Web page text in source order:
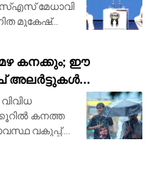
മേധാവി
മുകേഷ്
ഉദ്ഘാടന
കനക്കും; ഈ
അലർട്ടുകൾ
കനത്ത
വകുപ്പ്.
തൃശൂർ,